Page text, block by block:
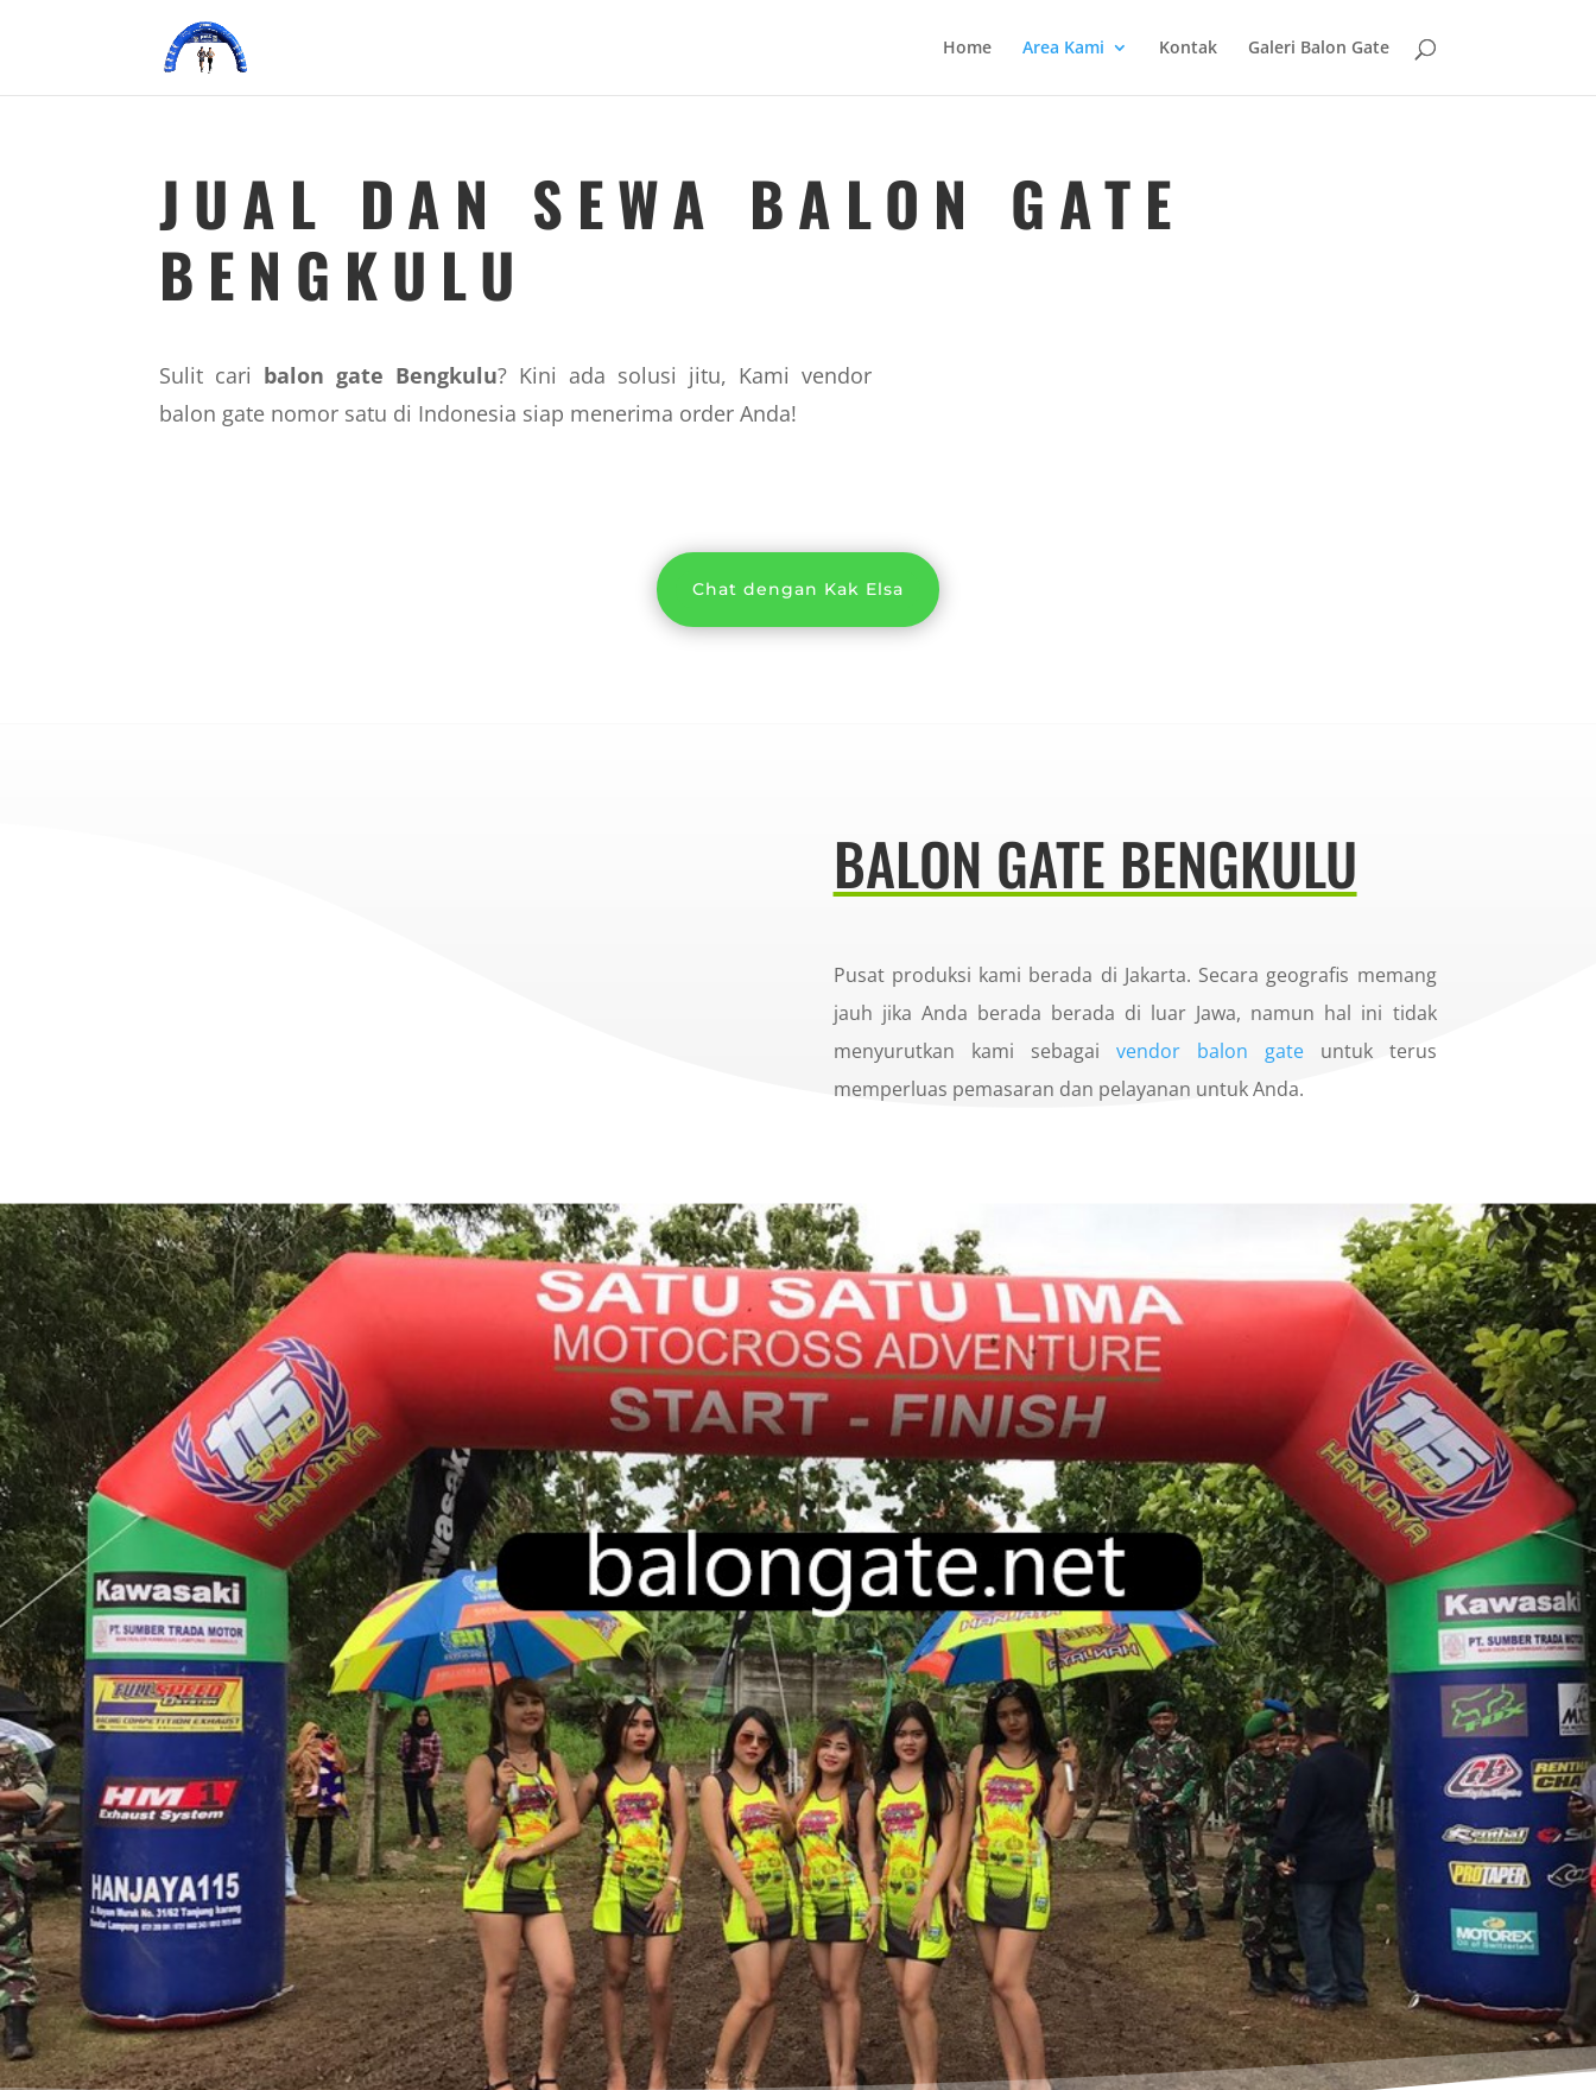
Home Area Kami Kontak Galeri Balon Gate
JUAL DAN SEWA BALON GATE
BENGKULU
Sulit cari balon gate Bengkulu? Kini ada solusi jitu, Kami vendor
balon gate nomor satu di Indonesia siap menerima order Anda!
Chat dengan Kak Elsa
BALON GATE BENGKULU
Pusat produksi kami berada di Jakarta. Secara geografis memang
jauh jika Anda berada berada di luar Jawa, namun hal ini tidak
menyurutkan kami sebagai vendor balon gateuntuk terus
memperluas pemasaran dan pelayanan untuk Anda.